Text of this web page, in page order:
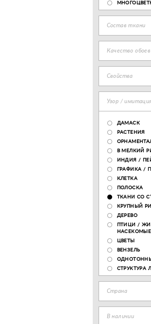
Состав ткани
Качество обоев
Свойства
Узор /
ДАМАСК
РАСТЕНИЯ
В МЕЛКИЙ
ИНДИЯ /
ГРАФИКА /
КЛЕТКА
ПОЛОСКА
ТКАНИ СО
КРУПНЫЙ
ДЕРЕВО
ПТИЦИ /
НАСЕКОМЫЕ
ЦВЕТЫ
ВЕНЗЕЛЬ
СТРУКТУРА
Страна
В наличии